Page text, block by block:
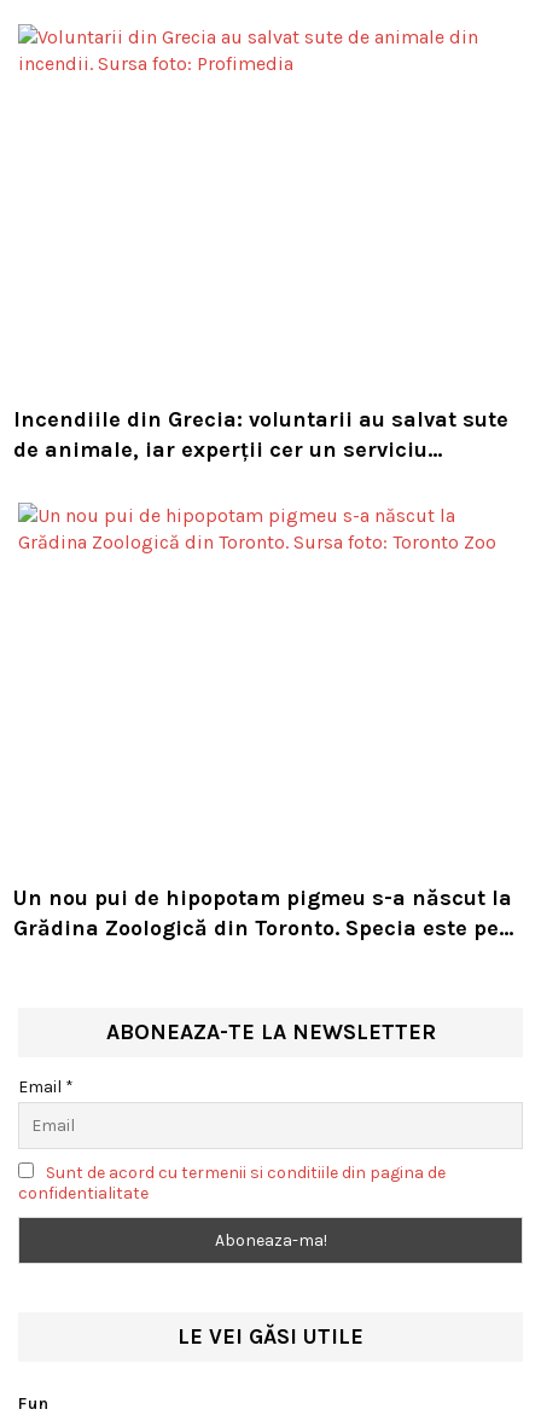
Incendiile din Grecia: voluntarii au salvat sute
de animale, iar experții cer un serviciu
Un nou pui de hipopotam pigmeu s-a născut la
Grădina Zoologică din Toronto. Specia este pe
ABONEAZA-TE LA NEWSLETTER
Email *
Sunt de acord cu termenii si conditiile din pagina de
confidentialitate
LE VEI GĂSI UTILE
Fun